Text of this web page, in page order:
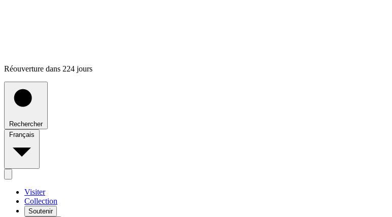
Réouverture dans 224 jours
Rechercher
Français
Visiter
Collection
Soutenir